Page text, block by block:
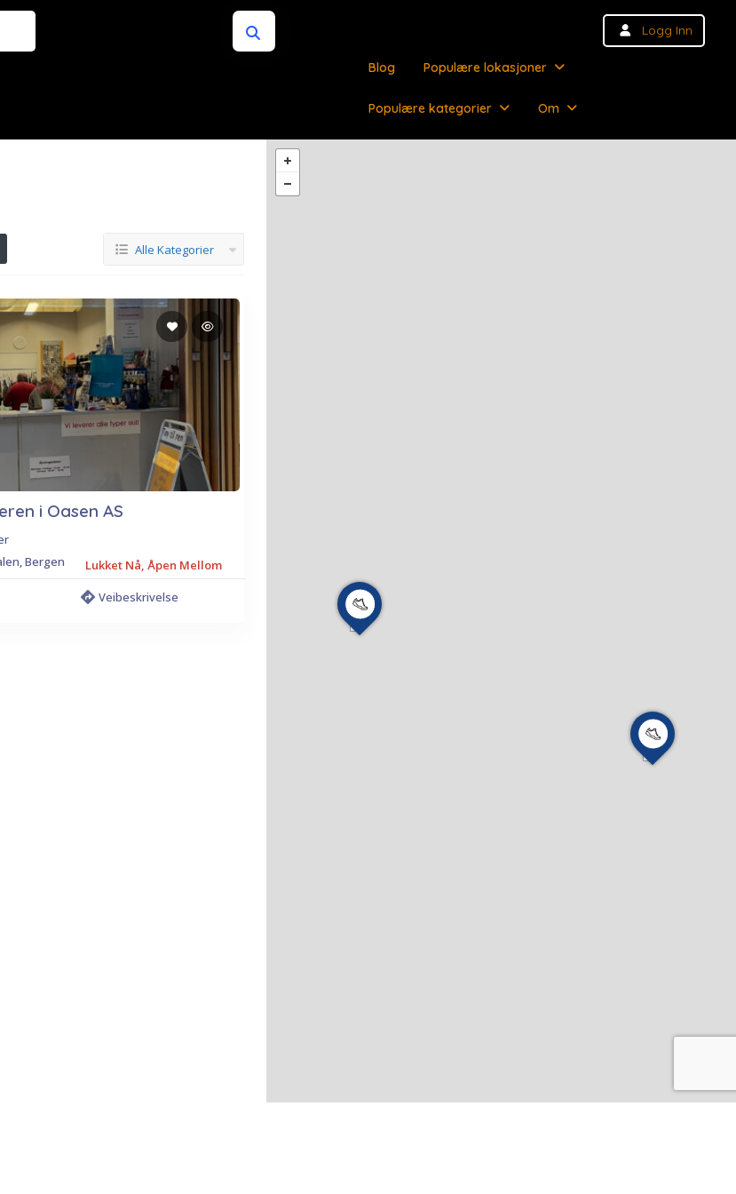
Logg Inn
Blog Populære lokasjoner
Populære kategorier Om
Alle Kategorier
i Oasen AS
Bergen
Lukket Nå, Åpen Mellom
Veibeskrivelse